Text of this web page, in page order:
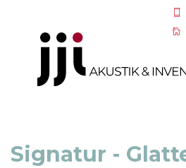
Signatur -